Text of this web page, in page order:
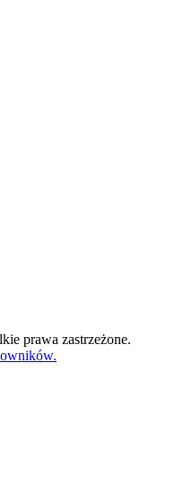
prawa zastrzeżone.